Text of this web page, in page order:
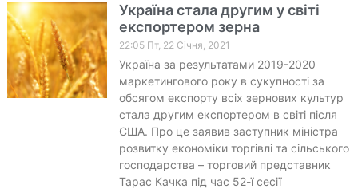
Україна стала другим у світі
експортером зерна
22:05 Пт, 22 Січня, 2021
Україна за результатами 2019-2020
маркетингового року в сукупності за
обсягом експорту всіх зернових культур
стала другим експортером в світі після
США. Про це заявив заступник міністра
розвитку економіки торгівлі та сільського
господарства – торговий представник
Тарас Качка під час 52-ї сесії